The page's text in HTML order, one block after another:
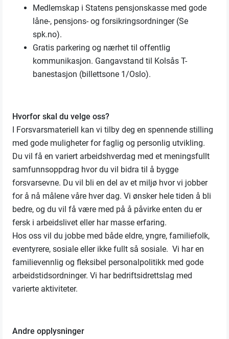
Medlemskap i Statens pensjonskasse med gode
låne-, pensjons- og forsikringsordninger (Se
spk.no).
Gratis parkering og nærhet til offentlig
kommunikasjon. Gangavstand til Kolsås T-
banestasjon (billettsone 1/Oslo).
Hvorfor skal du velge oss?
I Forsvarsmateriell kan vi tilby deg en spennende stilling
med gode muligheter for faglig og personlig utvikling.
Du vil få en variert arbeidshverdag med et meningsfullt
samfunnsoppdrag hvor du vil bidra til å bygge
forsvarsevne. Du vil bli en del av et miljø hvor vi jobber
for å nå målene våre hver dag. Vi ønsker hele tiden å bli
bedre, og du vil få være med på å påvirke enten du er
fersk i arbeidslivet eller har masse erfaring.
Hos oss vil du jobbe med både eldre, yngre, familiefolk,
eventyrere, sosiale eller ikke fullt så sosiale. Vi har en
familievennlig og fleksibel personalpolitikk med gode
arbeidstidsordninger. Vi har bedriftsidrettslag med
varierte aktiviteter.
Andre opplysninger